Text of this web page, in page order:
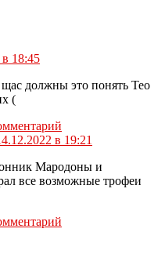
18:45
должны это понять Тео
(
в 19:21
Мародоны и
все возможные трофеи